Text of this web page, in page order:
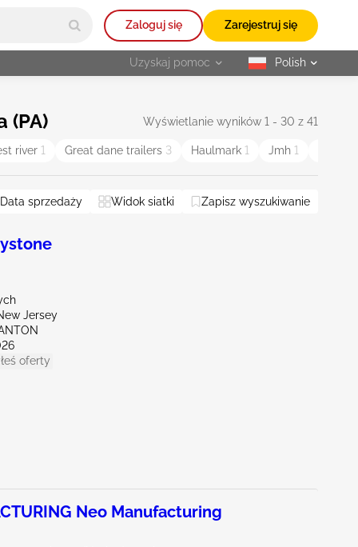
Zaloguj się Zarejestruj się
Uzyskaj pomoc selected
Polish
(PA) Wyświetlanie wyników 1 - 30 z 41
river 1 Great dane trailers 3 Haulmark 1 Jmh 1
Data sprzedaży Widok siatki Zapisz wyszukiwanie
Jersey
oferty
Neo Manufacturing